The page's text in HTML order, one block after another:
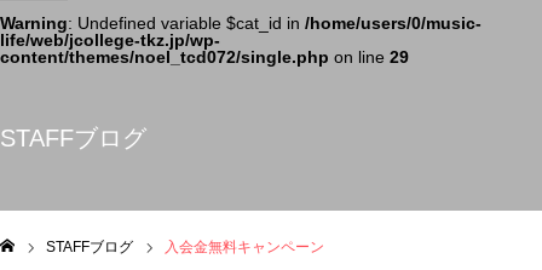
Warning: Undefined variable $cat_id in /home/users/0/music-
life/web/jcollege-tkz.jp/wp-
content/themes/noel_tcd072/single.php on line 29
STAFFブログ
STAFFブログ 入会金無料キャンペーン